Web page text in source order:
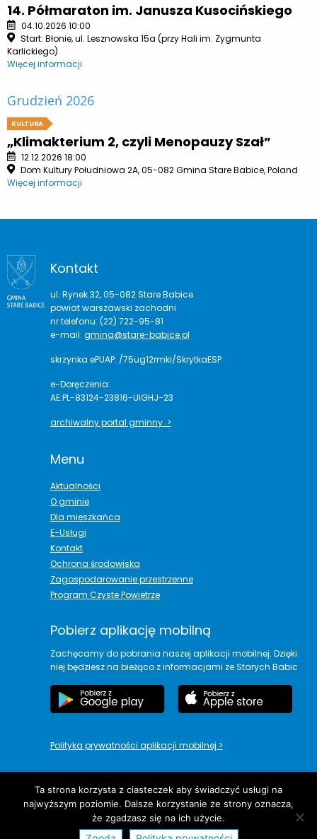
14. Półmaraton im. Janusza Kusocińskiego
04.10.2026 10:00
Start: Błonie, ul. Lesznowska 15a (przy Hali im. Zygmunta
Karlickiego)
Więcej informacji
Grudzień 2026
KULTURA
„Klimakterium 2, czyli Menopauzy Szał”
12.12.2026 18:00
Dom Kultury Południowa 2A, 05-082 Gmina Stare Babice, Poland
Więcej informacji
Kontakt
ul. Rynek 32, 05-082 Stare Babice
powiat warszawski zachodni
nr telefonu: (22) 722-95-81
e-mail: gmina@stare-babice.pl
skrzynka ePUAP: /75ug12rmki/SkrytkaESP
e-Doręczenia:
AE:PL-83124-23816-UIGHJ-23
archiwalny portal gminny >
Menu
Aktualności
O gminie
Dla mieszkańca
E-Usługi
Kontakt
Ochrona środowiska
Zagospodarowanie przestrzenne
Program Czyste Powietrze
Pobierz aplikację mobilną
Zachęcamy do pobrania naszej aplikacji mobilnej. Dzięki
niej będziesz na bieżąco z informacjami ze Starych Babic
Polityka prywatności aplikacji mobilnej >
copyright© Urząd Gminy Stare Babice
Ta strona korzysta z ciasteczek aby świadczyć usługi na
najwyższym poziomie. Dalsze korzystanie ze strony oznacza,
że zgadzasz się na ich użycie.